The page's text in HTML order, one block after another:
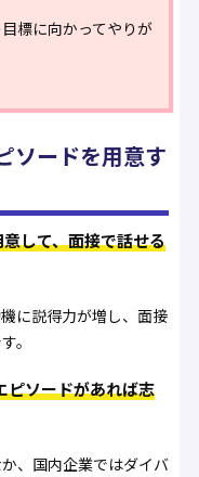
標に向かってやりが
ソードを用意す
して、面接で話せる
に説得力が増し、面接
。
ピソードがあれば志
、国内企業ではダイバ